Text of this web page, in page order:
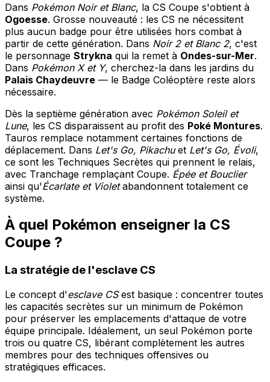
Dans Pokémon Noir et Blanc, la CS Coupe s'obtient à
Ogoesse. Grosse nouveauté : les CS ne nécessitent
plus aucun badge pour être utilisées hors combat à
partir de cette génération. Dans Noir 2 et Blanc 2, c'est
le personnage Strykna qui la remet à Ondes-sur-Mer.
Dans Pokémon X et Y, cherchez-la dans les jardins du
Palais Chaydeuvre — le Badge Coléoptère reste alors
nécessaire.
Dès la septième génération avec Pokémon Soleil et
Lune, les CS disparaissent au profit des Poké Montures.
Tauros remplace notamment certaines fonctions de
déplacement. Dans Let's Go, Pikachuet Let's Go, Évoli,
ce sont les Techniques Secrètes qui prennent le relais,
avec Tranchage remplaçant Coupe. Épée et Bouclier
ainsi qu'Écarlate et Violetabandonnent totalement ce
système.
À quel Pokémon enseigner la CS
Coupe ?
La stratégie de l'esclave CS
Le concept d'esclave CSest basique : concentrer toutes
les capacités secrètes sur un minimum de Pokémon
pour préserver les emplacements d'attaque de votre
équipe principale. Idéalement, un seul Pokémon porte
trois ou quatre CS, libérant complètement les autres
membres pour des techniques offensives ou
stratégiques efficaces.